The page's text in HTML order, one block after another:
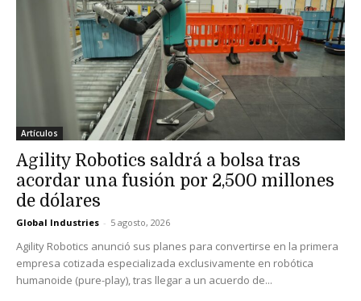
Artículos
Agility Robotics saldrá a bolsa tras
acordar una fusión por 2,500 millones
de dólares
Global Industries - 5 agosto, 2026
Agility Robotics anunció sus planes para convertirse en la primera
empresa cotizada especializada exclusivamente en robótica
humanoide (pure-play), tras llegar a un acuerdo de...